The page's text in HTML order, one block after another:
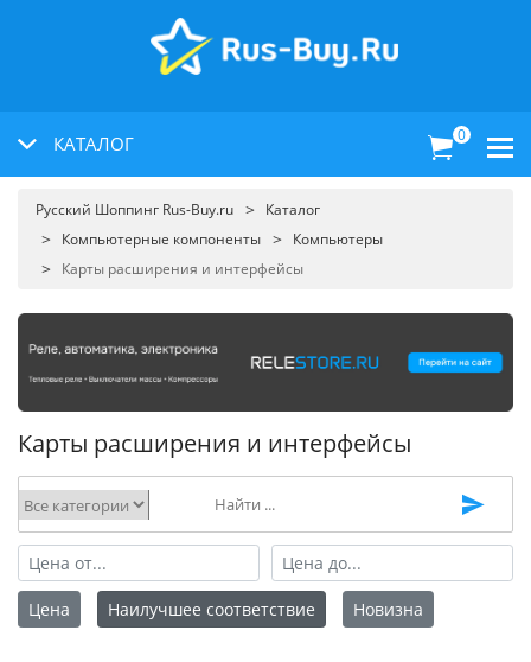
КАТАЛОГ 0
Русский Шоппинг Rus-Buy.ru
Каталог
Компьютерные компоненты
Компьютеры
Карты расширения и интерфейсы
Карты расширения и интерфейсы
Цена Наилучшее соответствие Новизна